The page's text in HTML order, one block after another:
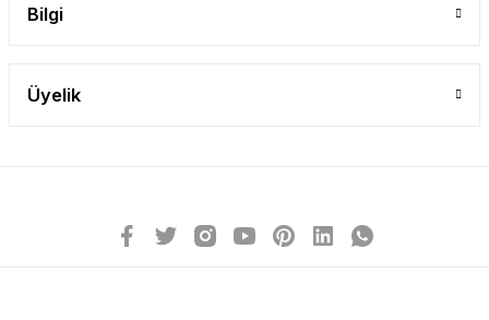
Bilgi
Üyelik